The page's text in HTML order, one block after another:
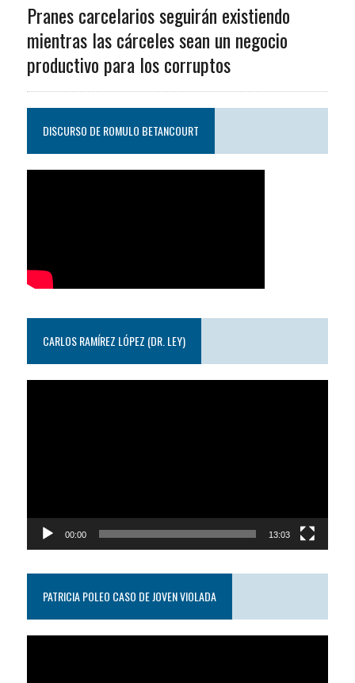
Pranes carcelarios seguirán existiendo
mientras las cárceles sean un negocio
productivo para los corruptos
DISCURSO DE ROMULO BETANCOURT
CARLOS RAMÍREZ LÓPEZ (DR. LEY)
00:00 13:03
PATRICIA POLEO CASO DE JOVEN VIOLADA